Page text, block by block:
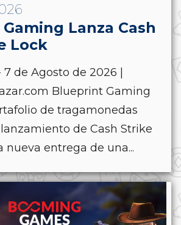
Lanza Cash
Lock
de Agosto de 2026 |
Blueprint Gaming
de tragamonedas
de Cash Strike
nueva entrega de una...